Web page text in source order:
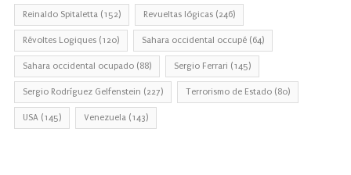
Reinaldo Spitaletta (152) Revueltas lógicas (246)
Révoltes Logiques (120) Sahara occidental occupé (64)
Sahara occidental ocupado (88) Sergio Ferrari (145)
Sergio Rodríguez Gelfenstein (227) Terrorismo de Estado (80)
USA (145) Venezuela (143)